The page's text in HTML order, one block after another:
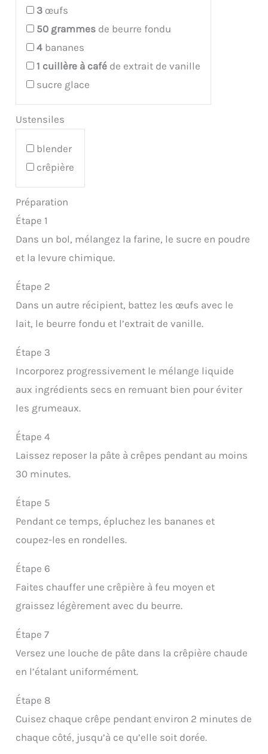
3 œufs
50 grammes de beurre fondu
4 bananes
1 cuillère à café de extrait de vanille
sucre glace
Ustensiles
blender
crêpière
Préparation
Étape 1
Dans un bol, mélangez la farine, le sucre en poudre
et la levure chimique.
Étape 2
Dans un autre récipient, battez les œufs avec le
lait, le beurre fondu et l’extrait de vanille.
Étape 3
Incorporez progressivement le mélange liquide
aux ingrédients secs en remuant bien pour éviter
les grumeaux.
Étape 4
Laissez reposer la pâte à crêpes pendant au moins
30 minutes.
Étape 5
Pendant ce temps, épluchez les bananes et
coupez-les en rondelles.
Étape 6
Faites chauffer une crêpière à feu moyen et
graissez légèrement avec du beurre.
Étape 7
Versez une louche de pâte dans la crêpière chaude
en l’étalant uniformément.
Étape 8
Cuisez chaque crêpe pendant environ 2 minutes de
chaque côté, jusqu’à ce qu’elle soit dorée.